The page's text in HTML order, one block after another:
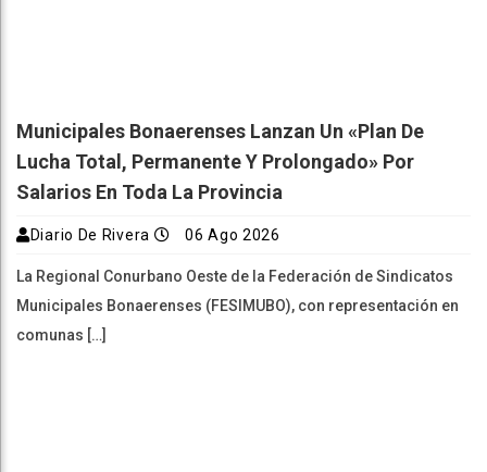
Municipales Bonaerenses Lanzan Un «plan De
Lucha Total, Permanente Y Prolongado» Por
Salarios En Toda La Provincia
Diario De Rivera 06 Ago 2026
La Regional Conurbano Oeste de la Federación de Sindicatos
Municipales Bonaerenses (FESIMUBO), con representación en
comunas […]